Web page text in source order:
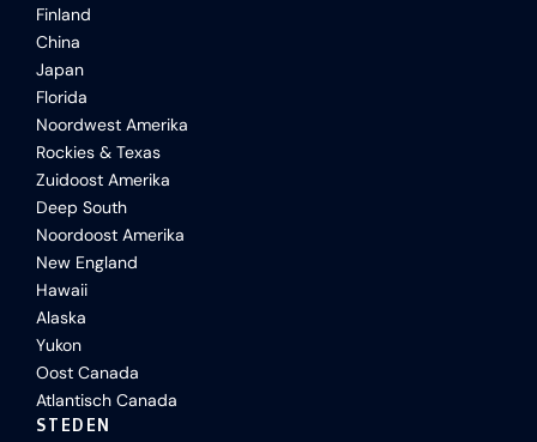
Finland
China
Japan
Florida
Noordwest Amerika
Rockies & Texas
Zuidoost Amerika
Deep South
Noordoost Amerika
New England
Hawaii
Alaska
Yukon
Oost Canada
Atlantisch Canada
STEDEN